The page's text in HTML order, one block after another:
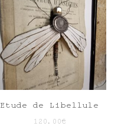
Etude de Libellule
120.00€